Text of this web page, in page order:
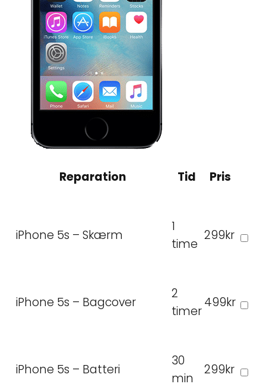
Reparation Tid Pris
iPhone 5s – Skærm
1
time
299kr
iPhone 5s – Bagcover
2
timer
499kr
iPhone 5s – Batteri
30
min
299kr